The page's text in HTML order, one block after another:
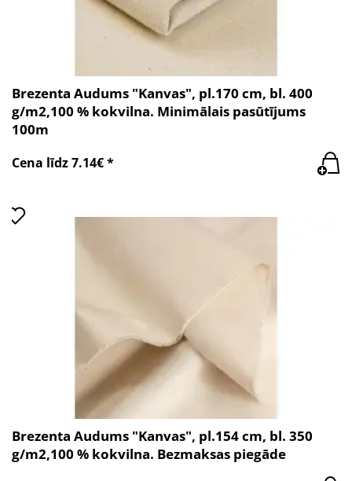
Brezenta Audums "Kanvas", pl.170 cm, bl. 400
g/m2,100 % kokvilna. Minimālais pasūtījums
100m
Cena līdz 7.14€ *
Brezenta Audums "Kanvas", pl.154 cm, bl. 350
g/m2,100 % kokvilna. Bezmaksas piegāde